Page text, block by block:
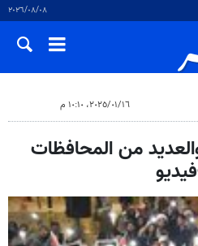
٠٨‏/٠٨‏/٢٠٢٦
١٦‏/٠١‏/٢٠٢٥، ١٠:١٠ م
من المحافظات